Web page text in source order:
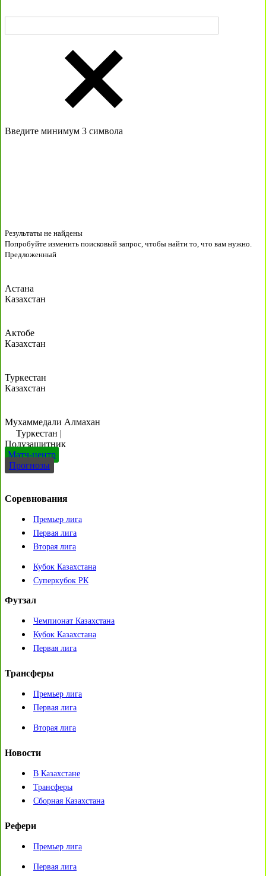
Введите минимум 3 символа
Результаты не найдены
Попробуйте изменить поисковый запрос, чтобы найти то, что вам нужно.
Предложенный
Астана
Казахстан
Актобе
Казахстан
Туркестан
Казахстан
Мухаммедали Алмахан
Туркестан |
Полузащитник
Матч-центр
Прогнозы
Соревнования
Премьер лига
Первая лига
Вторая лига
Кубок Казахстана
Суперкубок РК
Футзал
Чемпионат Казахстана
Кубок Казахстана
Первая лига
Трансферы
Премьер лига
Первая лига
Вторая лига
Новости
В Казахстане
Трансферы
Сборная Казахстана
Рефери
Премьер лига
Первая лига